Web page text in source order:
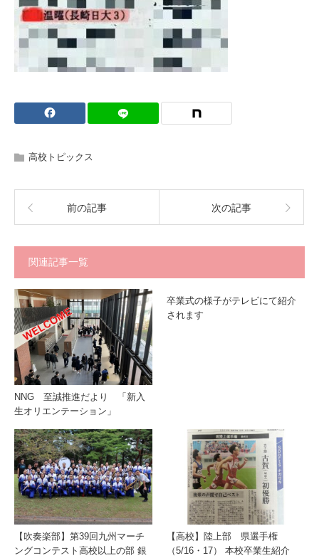
高校トピックス
前の記事 次の記事
関連記事一覧
NNG 至誠推進だより 「新入
生オリエンテーション」
卒業式の様子がテレビにて紹介
されます
【吹奏楽部】第39回九州マーチ
ングコンテスト高校以上の部 銀
【高校】陸上部 県選手権
（5/16・17） 本校卒業生紹介